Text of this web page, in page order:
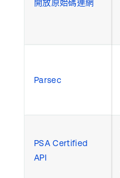
開放原始碼連網
Parsec
PSA Certified
API